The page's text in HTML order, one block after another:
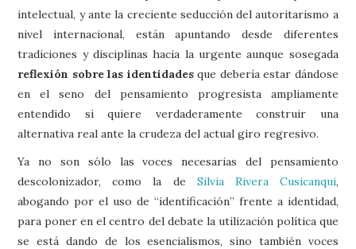
intelectual, y ante la creciente seducción del autoritarismo a
nivel internacional, están apuntando desde diferentes
tradiciones y disciplinas hacia la urgente aunque sosegada
reflexión sobre las identidadesque debería estar dándose
en el seno del pensamiento progresista ampliamente
entendido si quiere verdaderamente construir una
alternativa real ante la crudeza del actual giro regresivo.
Ya no son sólo las voces necesarias del pensamiento
descolonizador, como la de Silvia Rivera Cusicanqui,
abogando por el uso de “identificación” frente a identidad,
para poner en el centro del debate la utilización política que
se está dando de los esencialismos, sino también voces